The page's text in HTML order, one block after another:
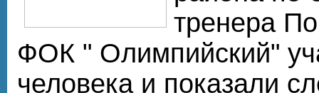
тренера
ФОК " Олимпийский"
человека и показали